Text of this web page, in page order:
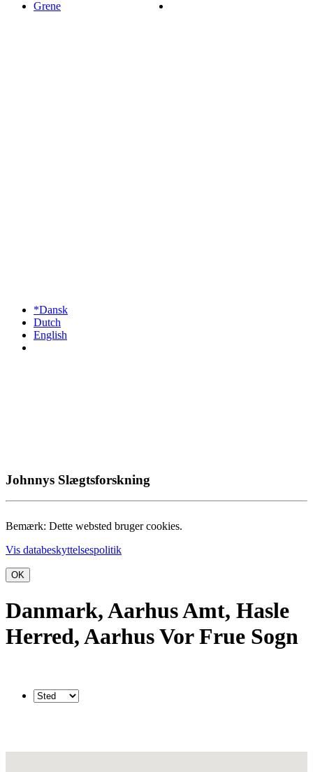
Grene
*Dansk
Dutch
English
Johnnys Slægtsforskning
Bemærk: Dette websted bruger cookies.
Vis databeskyttelsespolitik
OK
Danmark, Aarhus Amt, Hasle
Herred, Aarhus Vor Frue Sogn